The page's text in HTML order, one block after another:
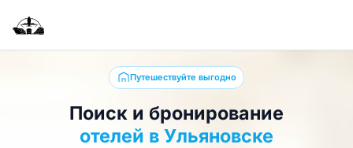
Путешествуйте выгодно
Поиск и бронирование
отелей в Ульяновске